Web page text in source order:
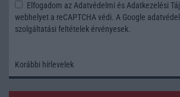
Elfogadom az Adatvédelmi és Adatkezelési
webhelyet a reCAPTCHA védi. A Google
szolgáltatási feltételek érvényesek.
Korábbi hírlevelek